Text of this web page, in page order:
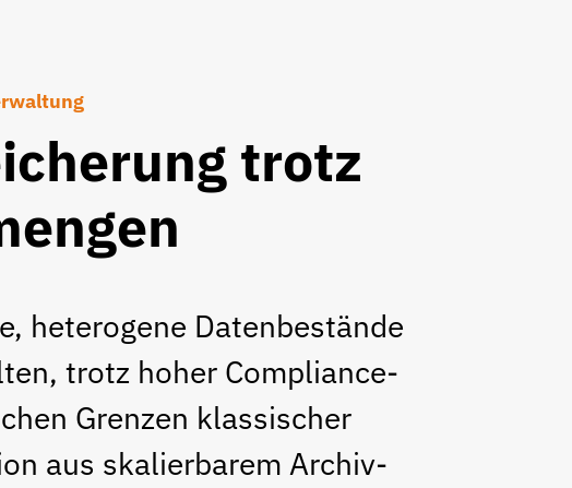
trotz
heterogene Datenbestände
trotz hoher Compliance-
Grenzen klassischer
aus skalierbarem Archiv-